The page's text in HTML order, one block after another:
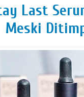
Last
Meski